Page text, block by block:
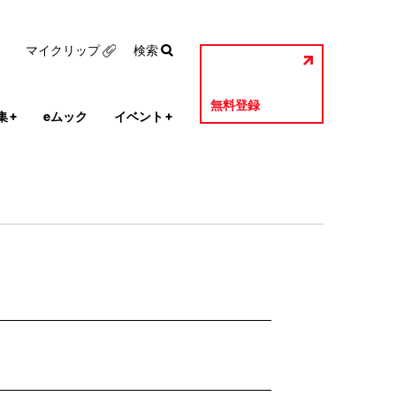
+ eムック イベント +
無料登録
マイクリップ 検索